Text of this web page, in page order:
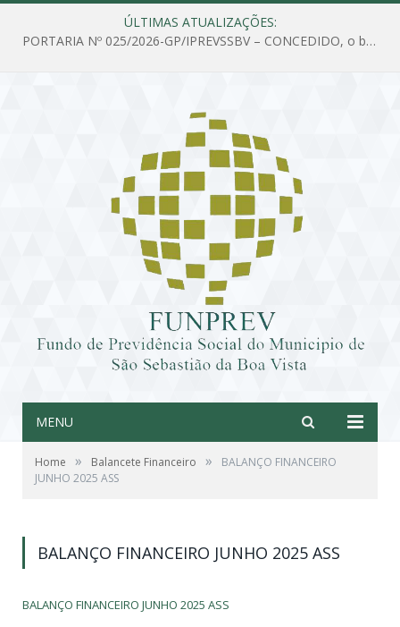
ÚLTIMAS ATUALIZAÇÕES:
PORTARIA Nº 025/2026-GP/IPREVSSBV – CONCEDIDO, o benefício de PENSÃO a MARIA ESTELA DOS SANTOS SOUZA
MENU
Home » Balancete Financeiro »
BALANÇO FINANCEIRO
JUNHO 2025 ASS
BALANÇO FINANCEIRO JUNHO 2025 ASS
BALANÇO FINANCEIRO JUNHO 2025 ASS